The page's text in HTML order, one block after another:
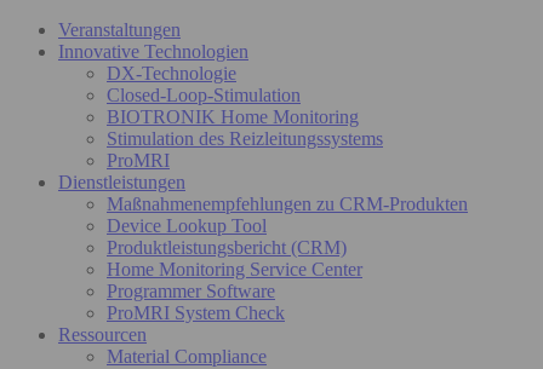
Veranstaltungen
Innovative Technologien
DX-Technologie
Closed-Loop-Stimulation
BIOTRONIK Home Monitoring
Stimulation des Reizleitungssystems
ProMRI
Dienstleistungen
Maßnahmenempfehlungen zu CRM-Produkten
Device Lookup Tool
Produktleistungsbericht (CRM)
Home Monitoring Service Center
Programmer Software
ProMRI System Check
Ressourcen
Material Compliance